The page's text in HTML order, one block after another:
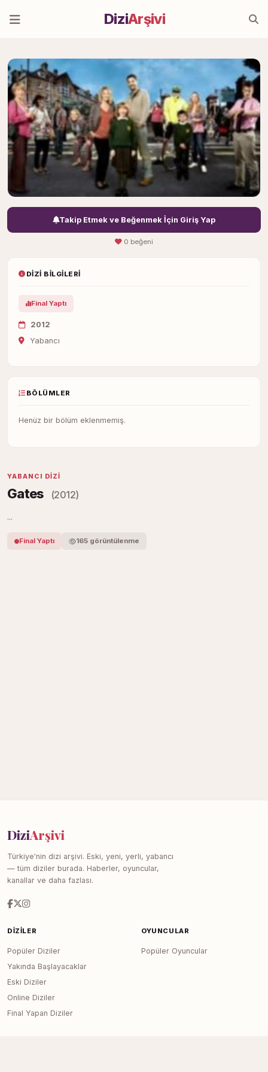
DiziArşivi
Takip Etmek ve Beğenmek İçin Giriş Yap
0 beğeni
DIZI BILGILERI
Final Yaptı
2012
Yabancı
BÖLÜMLER
Henüz bir bölüm eklenmemiş.
YABANCI DIZI
Gates (2012)
...
Final Yaptı 165 görüntülenme
DiziArşivi
Türkiye'nin dizi arşivi. Eski, yeni, yerli, yabancı
— tüm diziler burada. Haberler, oyuncular,
kanallar ve daha fazlası.
DIZILER
Popüler Diziler
Yakında Başlayacaklar
Eski Diziler
Online Diziler
Final Yapan Diziler
OYUNCULAR
Popüler Oyuncular